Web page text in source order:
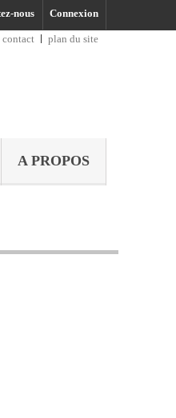
Connexion
nous
contact
plan du site
A PROPOS